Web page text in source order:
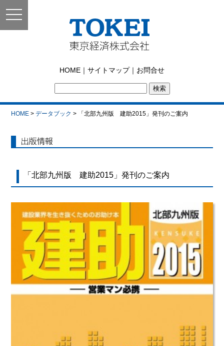
TOKEI
HOME ｜ サイトマップ｜ お問合せ
HOME >データブック > 「北部九州版 建助2015」発刊のご案内
toggle
navigation
「北部九州版 建助2015」発刊のご案内